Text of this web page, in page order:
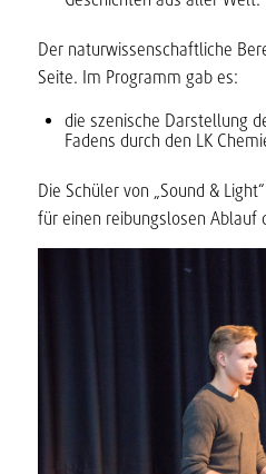
Der naturwissenschaftliche
Seite. Im Programm gab es:
die szenische Darstellung
Fadens durch den LK
Die Schüler von „Sound &
für einen reibungslosen Ablauf